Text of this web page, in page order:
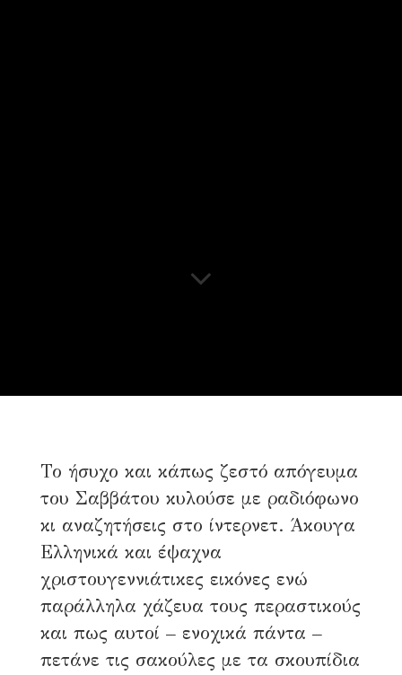
Το ήσυχο και κάπως ζεστό απόγευμα
του Σαββάτου κυλούσε με ραδιόφωνο
κι αναζητήσεις στο ίντερνετ. Άκουγα
Ελληνικά και έψαχνα
χριστουγεννιάτικες εικόνες ενώ
παράλληλα χάζευα τους περαστικούς
και πως αυτοί – ενοχικά πάντα –
πετάνε τις σακούλες με τα σκουπίδια